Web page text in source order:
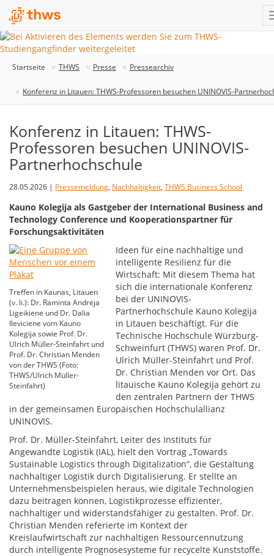
Startseite THWS Presse Pressearchiv
Konferenz in Litauen: THWS-Professoren besuchen UNINOVIS-
Konferenz in Litauen: THWS-
Professoren besuchen UNINOVIS-
Partnerhochschule
28.05.2026 | Pressemeldung, Nachhaltigkeit, THWS Business School
Kauno Kolegija als Gastgeber der International Business and
Technology Conference und Kooperationspartner für
Forschungsaktivitäten
Treffen in Kaunas, Litauen
(v. li.): Dr. Raminta Andrėja
Ligeikienė und Dr. Dalia
Ileviciene vom Kauno
Kolegija sowie Prof. Dr.
Ulrich Müller-Steinfahrt und
Prof. Dr. Christian Menden
von der THWS (Foto:
THWS/Ulrich Müller-
Steinfahrt)
Ideen für eine nachhaltige und
intelligente Resilienz für die
Wirtschaft: Mit diesem Thema hat
sich die internationale Konferenz
bei der UNINOVIS-
Partnerhochschule Kauno Kolegija
in Litauen beschäftigt. Für die
Technische Hochschule Würzburg-
Schweinfurt (THWS) waren Prof. Dr.
Ulrich Müller-Steinfahrt und Prof.
Dr. Christian Menden vor Ort. Das
litauische Kauno Kolegija gehört zu
den zentralen Partnern der THWS
in der gemeinsamen Europäischen Hochschulallianz
UNINOVIS.
Prof. Dr. Müller-Steinfahrt, Leiter des Instituts für
Angewandte Logistik (IAL), hielt den Vortrag „Towards
Sustainable Logistics through Digitalization“, die Gestaltung
nachhaltiger Logistik durch Digitalisierung. Er stellte an
Unternehmensbeispielen heraus, wie digitale Technologien
dazu beitragen können, Logistikprozesse effizienter,
nachhaltiger und widerstandsfähiger zu gestalten. Prof. Dr.
Christian Menden referierte im Kontext der
Kreislaufwirtschaft zur nachhaltigen Ressourcennutzung
durch intelligente Prognosesysteme für recycelte Kunststoffe.